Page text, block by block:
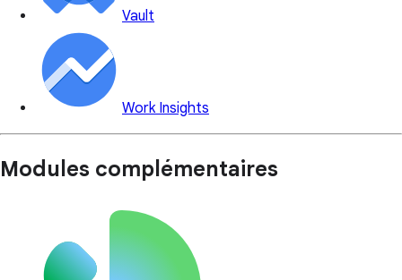
Vault
Work Insights
Modules complémentaires